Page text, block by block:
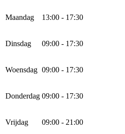
Maandag 13:00 - 17:30
Dinsdag 09:00 - 17:30
Woensdag 09:00 - 17:30
Donderdag 09:00 - 17:30
Vrijdag 09:00 - 21:00